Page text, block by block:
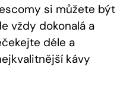
si můžete být
vždy dokonalá a
déle a
kávy